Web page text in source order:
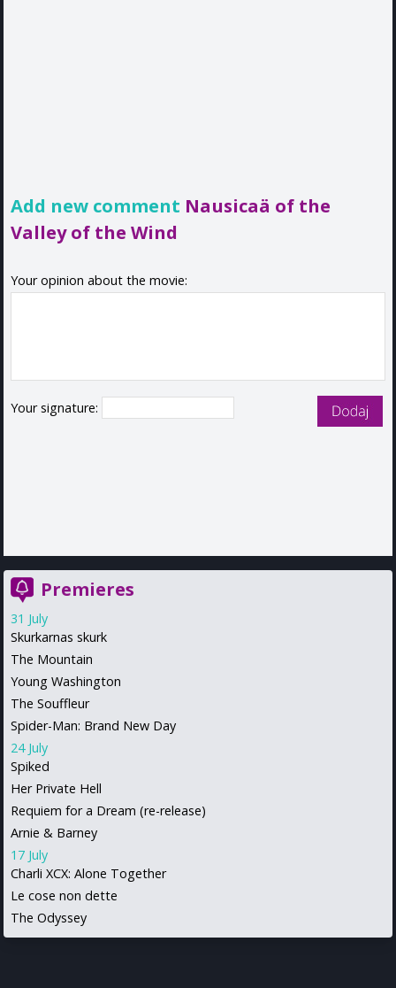
Add new comment Nausicaä of the
Valley of the Wind
Your opinion about the movie:
Your signature:
Premieres
31 July
Skurkarnas skurk
The Mountain
Young Washington
The Souffleur
Spider-Man: Brand New Day
24 July
Spiked
Her Private Hell
Requiem for a Dream (re-release)
Arnie & Barney
17 July
Charli XCX: Alone Together
Le cose non dette
The Odyssey